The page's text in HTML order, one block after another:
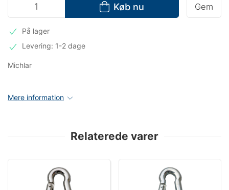
Køb nu Gem
På lager
Levering: 1-2 dage
Michlar
Mere information
Relaterede varer